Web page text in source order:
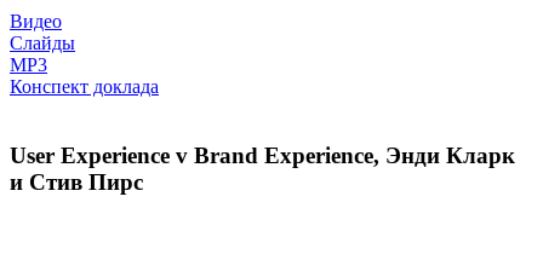
Видео
Слайды
MP3
Конспект доклада
User Experience v Brand Experience, Энди Кларк
и Стив Пирс